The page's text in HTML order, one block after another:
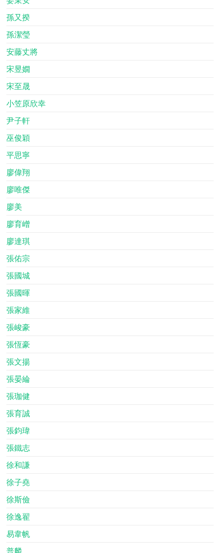
孫又揆
孫潔瑩
安藤丈將
宋昱嫺
宋至晟
小笠原欣幸
尹子軒
巫俊穎
平思寧
廖偉翔
廖唯傑
廖美
廖育嶒
廖達琪
張佑宗
張國城
張國暉
張家維
張峻豪
張恆豪
張文揚
張晏綸
張珈健
張育誠
張鈞瑋
張鐵志
徐和謙
徐子堯
徐斯儉
徐逸翟
易韋帆
普麟